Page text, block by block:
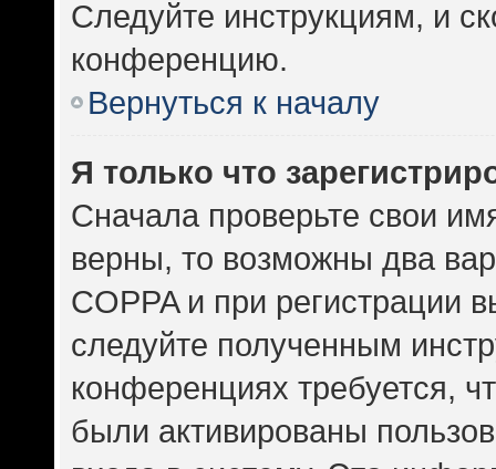
Следуйте инструкциям, и
конференцию.
Вернуться к началу
Я только что
Сначала проверьте свои
верны, то возможны два
COPPA и при регистрации
следуйте полученным
конференциях требуется,
были активированы